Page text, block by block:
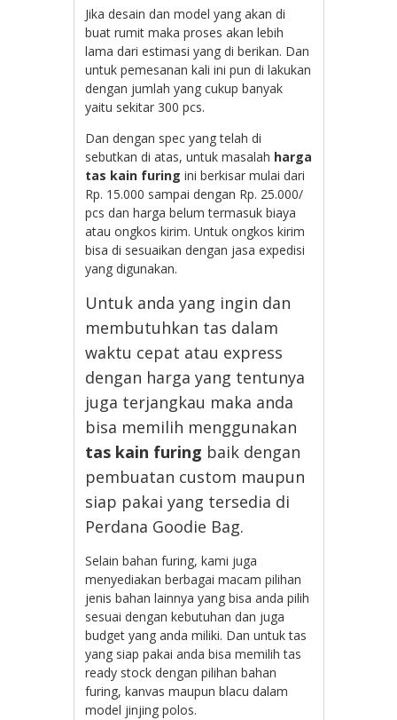
Jika desain dan model yang akan di
buat rumit maka proses akan lebih
lama dari estimasi yang di berikan. Dan
untuk pemesanan kali ini pun di lakukan
dengan jumlah yang cukup banyak
yaitu sekitar 300 pcs.
Dan dengan spec yang telah di
sebutkan di atas, untuk masalah harga
tas kain furing ini berkisar mulai dari
Rp. 15.000 sampai dengan Rp. 25.000/
pcs dan harga belum termasuk biaya
atau ongkos kirim. Untuk ongkos kirim
bisa di sesuaikan dengan jasa expedisi
yang digunakan.
Untuk anda yang ingin dan
membutuhkan tas dalam
waktu cepat atau express
dengan harga yang tentunya
juga terjangkau maka anda
bisa memilih menggunakan
tas kain furing baik dengan
pembuatan custom maupun
siap pakai yang tersedia di
Perdana Goodie Bag.
Selain bahan furing, kami juga
menyediakan berbagai macam pilihan
jenis bahan lainnya yang bisa anda pilih
sesuai dengan kebutuhan dan juga
budget yang anda miliki. Dan untuk tas
yang siap pakai anda bisa memilih tas
ready stock dengan pilihan bahan
furing, kanvas maupun blacu dalam
model jinjing polos.